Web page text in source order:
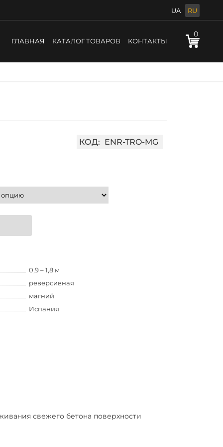
UA RU
ГЛАВНАЯ КАТАЛОГ ТОВАРОВ КОНТАКТЫ
0
КОД: ENR-TRO-MG
0,9 – 1,8 м
реверсивная
магний
Испания
свежего бетона поверхности